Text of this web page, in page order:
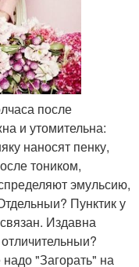
после
и утомительна:
наносят пенку,
тоником,
эмульсию,
Пунктик у
Издавна
"Загорать" на